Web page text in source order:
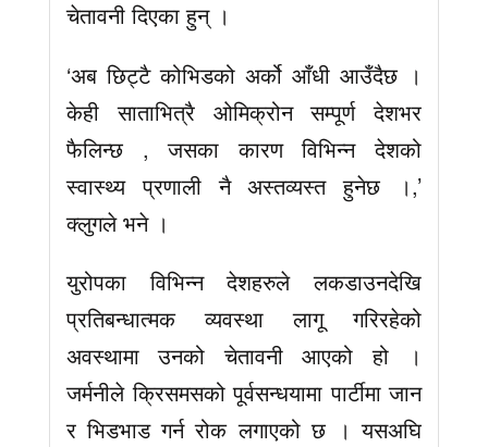
चेतावनी दिएका हुन् ।
‘अब छिट्टै कोभिडको अर्को आँधी आउँदैछ ।
केही साताभित्रै ओमिक्रोन सम्पूर्ण देशभर
फैलिन्छ , जसका कारण विभिन्न देशको
स्वास्थ्य प्रणाली नै अस्तव्यस्त हुनेछ ।,’
क्लुगले भने ।
युरोपका विभिन्न देशहरुले लकडाउनदेखि
प्रतिबन्धात्मक व्यवस्था लागू गरिरहेको
अवस्थामा उनको चेतावनी आएको हो ।
जर्मनीले क्रिसमसको पूर्वसन्धयामा पार्टीमा जान
र भिडभाड गर्न रोक लगाएको छ । यसअघि